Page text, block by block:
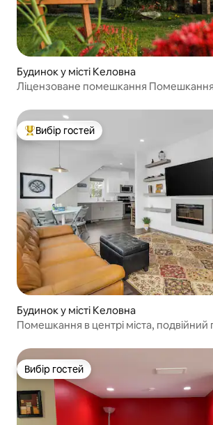
Будинок у місті Келовна
Ліцензоване помешкання Помешкання
Топ вибір гостей
Вибір гостей
Будинок у місті Келовна
Помешкання в центрі міста,
Вибір гостей
Вибір гостей